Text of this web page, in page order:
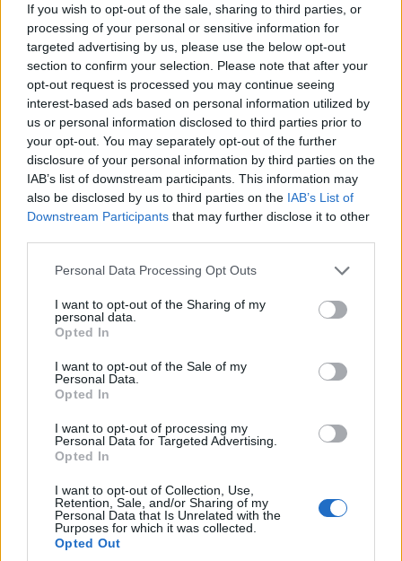
If you wish to opt-out of the sale, sharing to third parties, or
processing of your personal or sensitive information for
targeted advertising by us, please use the below opt-out
section to confirm your selection. Please note that after your
opt-out request is processed you may continue seeing
interest-based ads based on personal information utilized by
us or personal information disclosed to third parties prior to
your opt-out. You may separately opt-out of the further
disclosure of your personal information by third parties on the
IAB’s list of downstream participants. This information may
also be disclosed by us to third parties on the IAB’s List of
Downstream Participants that may further disclose it to other
Please note that this website/app uses one or more Google
not limited to your visit or usage behaviour. You may click to
grant or deny consent to Google and its third-party tags to
use your data for below specified purposes in below Google
consent section.
Personal Data Processing Opt Outs
I want to opt-out of the Sharing of my
personal data.
Opted In
I want to opt-out of the Sale of my
Personal Data.
Opted In
I want to opt-out of processing my
Personal Data for Targeted Advertising.
Opted In
I want to opt-out of Collection, Use,
Retention, Sale, and/or Sharing of my
Personal Data that Is Unrelated with the
Purposes for which it was collected.
Opted Out
Ισχυροποιούνται στον τηλεοπτικό χάρτη οι Μπάκος,
Καϋμενάκης και Εξάρχου Μεγαλώνει με σταθερά βήματα το
Action24, αν και παραμένει ακόμα εντός Περιφέρειας Αττικής. Η
Γιάννη Καϋμενάκη και Αλέξανδρου Εξάρχου είναι φανερή σε όλα
τα επίπεδα, με …Διαβάστε Περισσότερα...
ΑΝΗΚΕΙ ΣΤΗΝ ΚΑΤΗΓΟΡΙΑ:
ΕΠΙΣΗΜΑΣΜΕΝΟ ΜΕ: ACTION24 , ΑΛΕΞΑΝΔΡΟΣ ΕΞΑΡΧΟΥ
ΓΙΑΝΝΗΣ ΚΑΫΜΕΝΑΚΗΣ